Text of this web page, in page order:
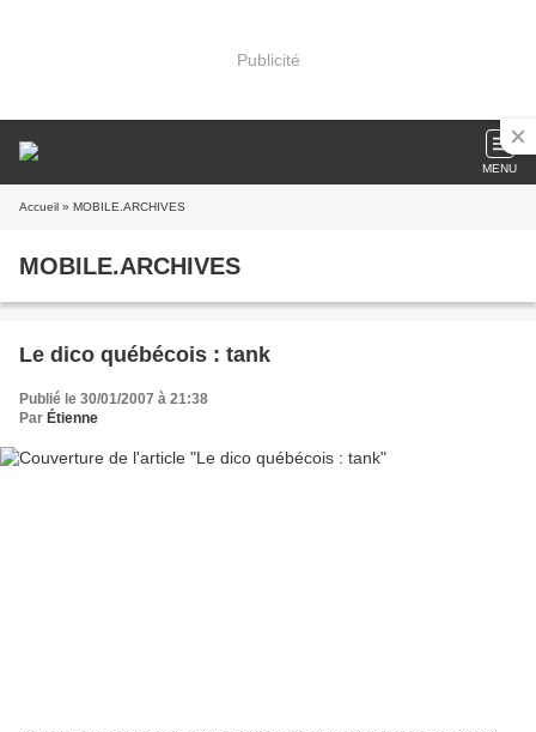
Publicité
MENU
Accueil » MOBILE.ARCHIVES
MOBILE.ARCHIVES
Le dico québécois : tank
Publié le 30/01/2007 à 21:38
Par Étienne